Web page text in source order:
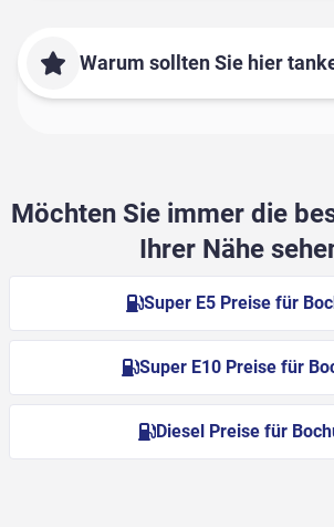
Warum sollten Sie hier
Möchten Sie immer die
Ihrer Nähe
Super E5 Preise für
Super E10 Preise für
Diesel Preise für